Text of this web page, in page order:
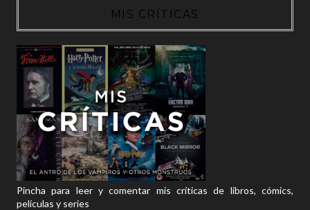
MIS CRÍTICAS
Pincha para leer y comentar mis críticas de libros, cómics,
películas y series